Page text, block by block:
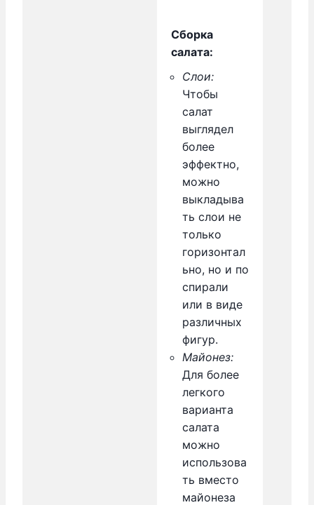
Сборка
салата:
Слои:
Чтобы
салат
выглядел
более
эффектно,
можно
выкладыва
ть слои не
только
горизонтал
ьно, но и по
спирали
или в виде
различных
фигур.
Майонез:
Для более
легкого
варианта
салата
можно
использова
ть вместо
майонеза